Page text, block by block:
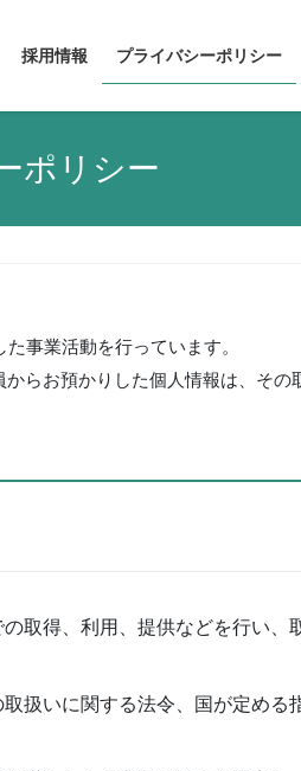
採用情報 プライバシーポリシー
ポリシー
事業活動を行っています。
らお預かりした個人情報は、そ
取得、利用、提供などを行い、
扱いに関する法令、国が定める